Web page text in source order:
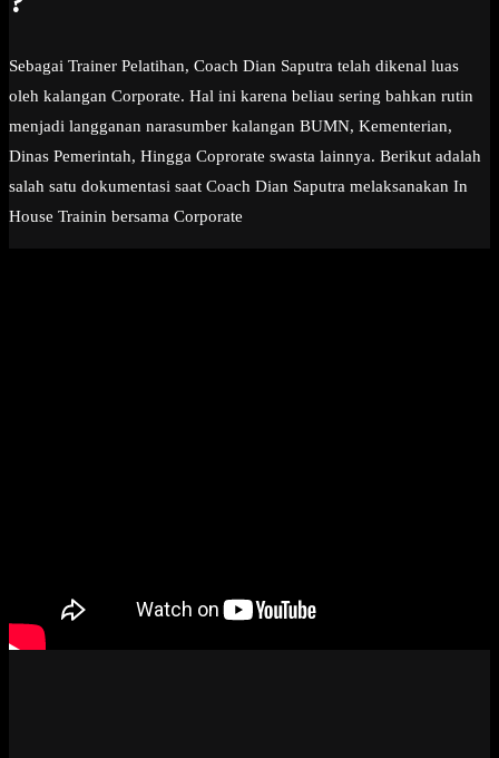
Sebagai Trainer Pelatihan, Coach Dian Saputra telah dikenal luas
oleh kalangan Corporate. Hal ini karena beliau sering bahkan rutin
menjadi langganan narasumber kalangan BUMN, Kementerian,
Dinas Pemerintah, Hingga Coprorate swasta lainnya. Berikut adalah
salah satu dokumentasi saat Coach Dian Saputra melaksanakan In
House Trainin bersama Corporate